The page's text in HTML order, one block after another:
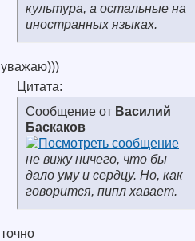
культура, а остальные на
иностранных языках.
уважаю)))
Цитата:
Сообщение от Василий
Баскаков
не вижу ничего, что бы
дало уму и сердцу. Но, как
говорится, пипл хавает.
точно